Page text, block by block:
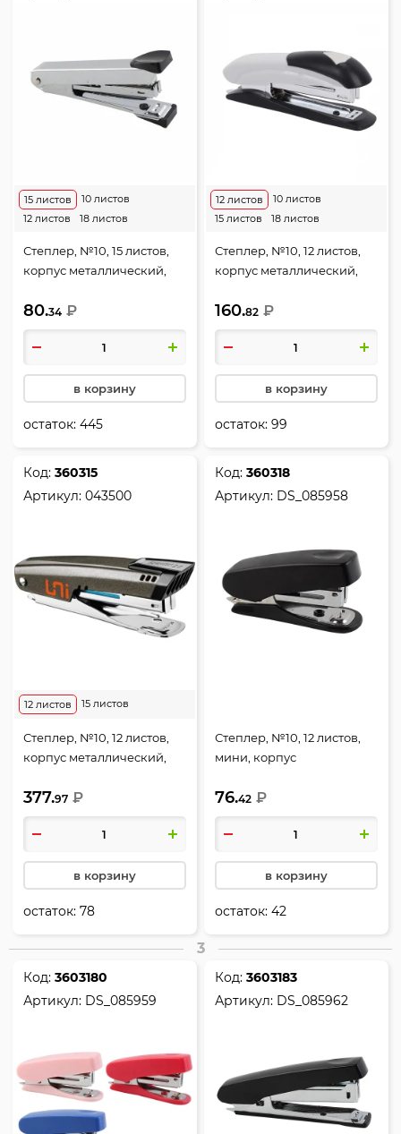
10 листов
12 листов
15 листов
18 листов
Степлер, №10, 15 листов,
корпус металлический,
черный, Attomex, 4142321
80.34 ₽
в корзину
остаток:445
10 листов
12 листов
15 листов
18 листов
Степлер, №10, 12 листов,
корпус металлический,
Attomex, 4142373
160.82 ₽
в корзину
остаток:99
Код:360315
Артикул:043500
12 листов 15 листов
Степлер, №10, 12 листов,
корпус металлический,
Maped, Universal Metal,
043500
377.97 ₽
в корзину
остаток:78
Код:360318
Артикул: DS_085958
Степлер, №10, 12 листов,
мини, корпус
антистеплер, цвет
черный, Gentle, Hatber,
DS_085958
76.42 ₽
в корзину
остаток:42
3
Код:3603180
Артикул: DS_085959
Код:3603183
Артикул: DS_085962